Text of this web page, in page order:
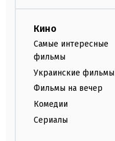
Кино
Самые интересные
фильмы
Украинские фильмы
Фильмы на вечер
Комедии
Сериалы